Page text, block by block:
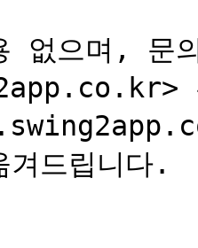
없으며, 문
드립니다.